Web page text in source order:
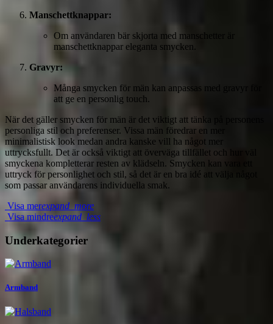
Manschettknappar:
Om användaren bär skjorta med manschetter är
manschettknappar eleganta smycken.
Gravyr:
Många smycken för män kan anpassas med gravyr för
att ge en personlig touch.
När det gäller smycken för män är det viktigt att tänka på personens
personliga stil och preferenser. Vissa män föredrar en mer
minimalistisk look medan andra kanske vill ha något mer
uttrycksfullt. Det är också viktigt att överväga tillfället och hur väl
smyckena kompletterar resten av klädseln. Smycken kan vara ett
uttryck för personlighet och stil, så det är en bra idé att välja något
som passar användarens individuella smak.
Visa merexpand_more
Visa mindreexpand_less
Underkategorier
Armband